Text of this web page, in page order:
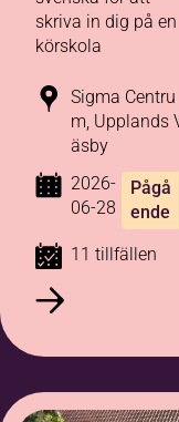
skriva in dig på en
körskola
Sigma Centru
m, Upplands
äsby
2026-
06-28
Pågå
ende
11 tillfällen